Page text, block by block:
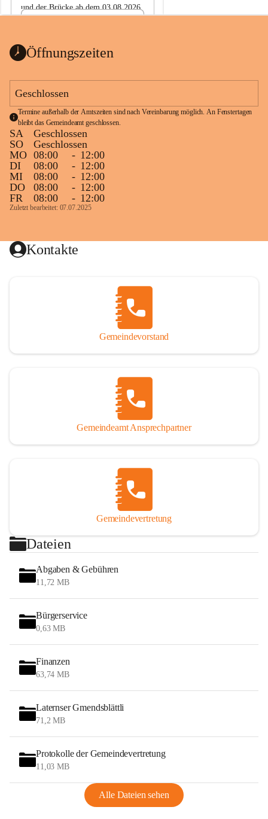
und der Brücke ab dem 03.08.2026
ht
1 Seite•0,1 MB
Öffnungszeiten
Geschlossen
Termine außerhalb der Amtszeiten sind nach Vereinbarung möglich. An Fenstertagen
bleibt das Gemeindeamt geschlossen.
SA
Geschlossen
SO
Geschlossen
MO 08:00 - 12:00
DI
08:00 - 12:00
MI
08:00 - 12:00
DO
08:00 - 12:00
FR
08:00 - 12:00
Zuletzt bearbeitet: 07.07.2025
Kontakte
Gemeindevorstand
Gemeindeamt Ansprechpartner
Gemeindevertretung
Dateien
Abgaben & Gebühren
11,72 MB
Bürgerservice
0,63 MB
Finanzen
63,74 MB
Laternser Gmendsblättli
71,2 MB
Protokolle der Gemeindevertretung
11,03 MB
Alle Dateien sehen